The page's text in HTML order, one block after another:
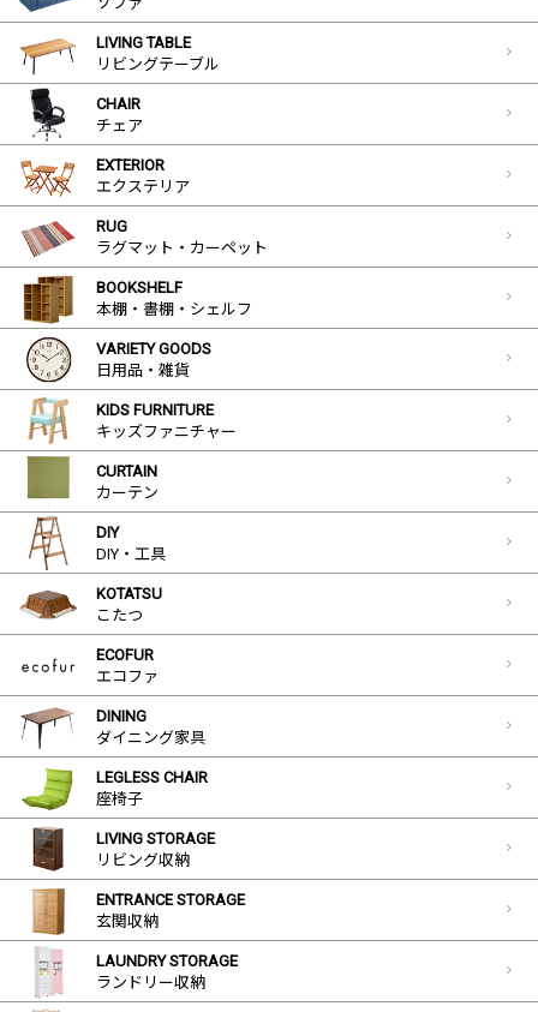
LIVING TABLE
リビングテーブル
CHAIR
チェア
EXTERIOR
エクステリア
RUG
ラグマット・カーペット
BOOKSHELF
本棚・書棚・シェルフ
VARIETY GOODS
日用品・雑貨
KIDS FURNITURE
キッズファニチャー
CURTAIN
カーテン
DIY
DIY・工具
KOTATSU
こたつ
ECOFUR
エコファ
DINING
ダイニング家具
LEGLESS CHAIR
座椅子
LIVING STORAGE
リビング収納
ENTRANCE STORAGE
玄関収納
LAUNDRY STORAGE
ランドリー収納